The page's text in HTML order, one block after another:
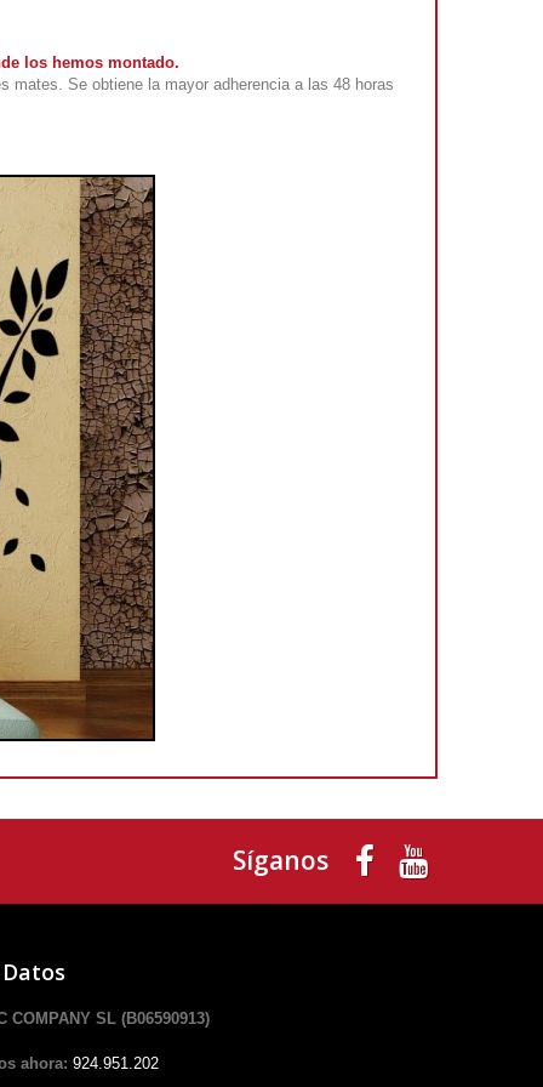
los hemos montado.
mates. Se obtiene la mayor adherencia a las 48 horas
Síganos
COMPANY SL (B06590913)
ahora: 924.951.202